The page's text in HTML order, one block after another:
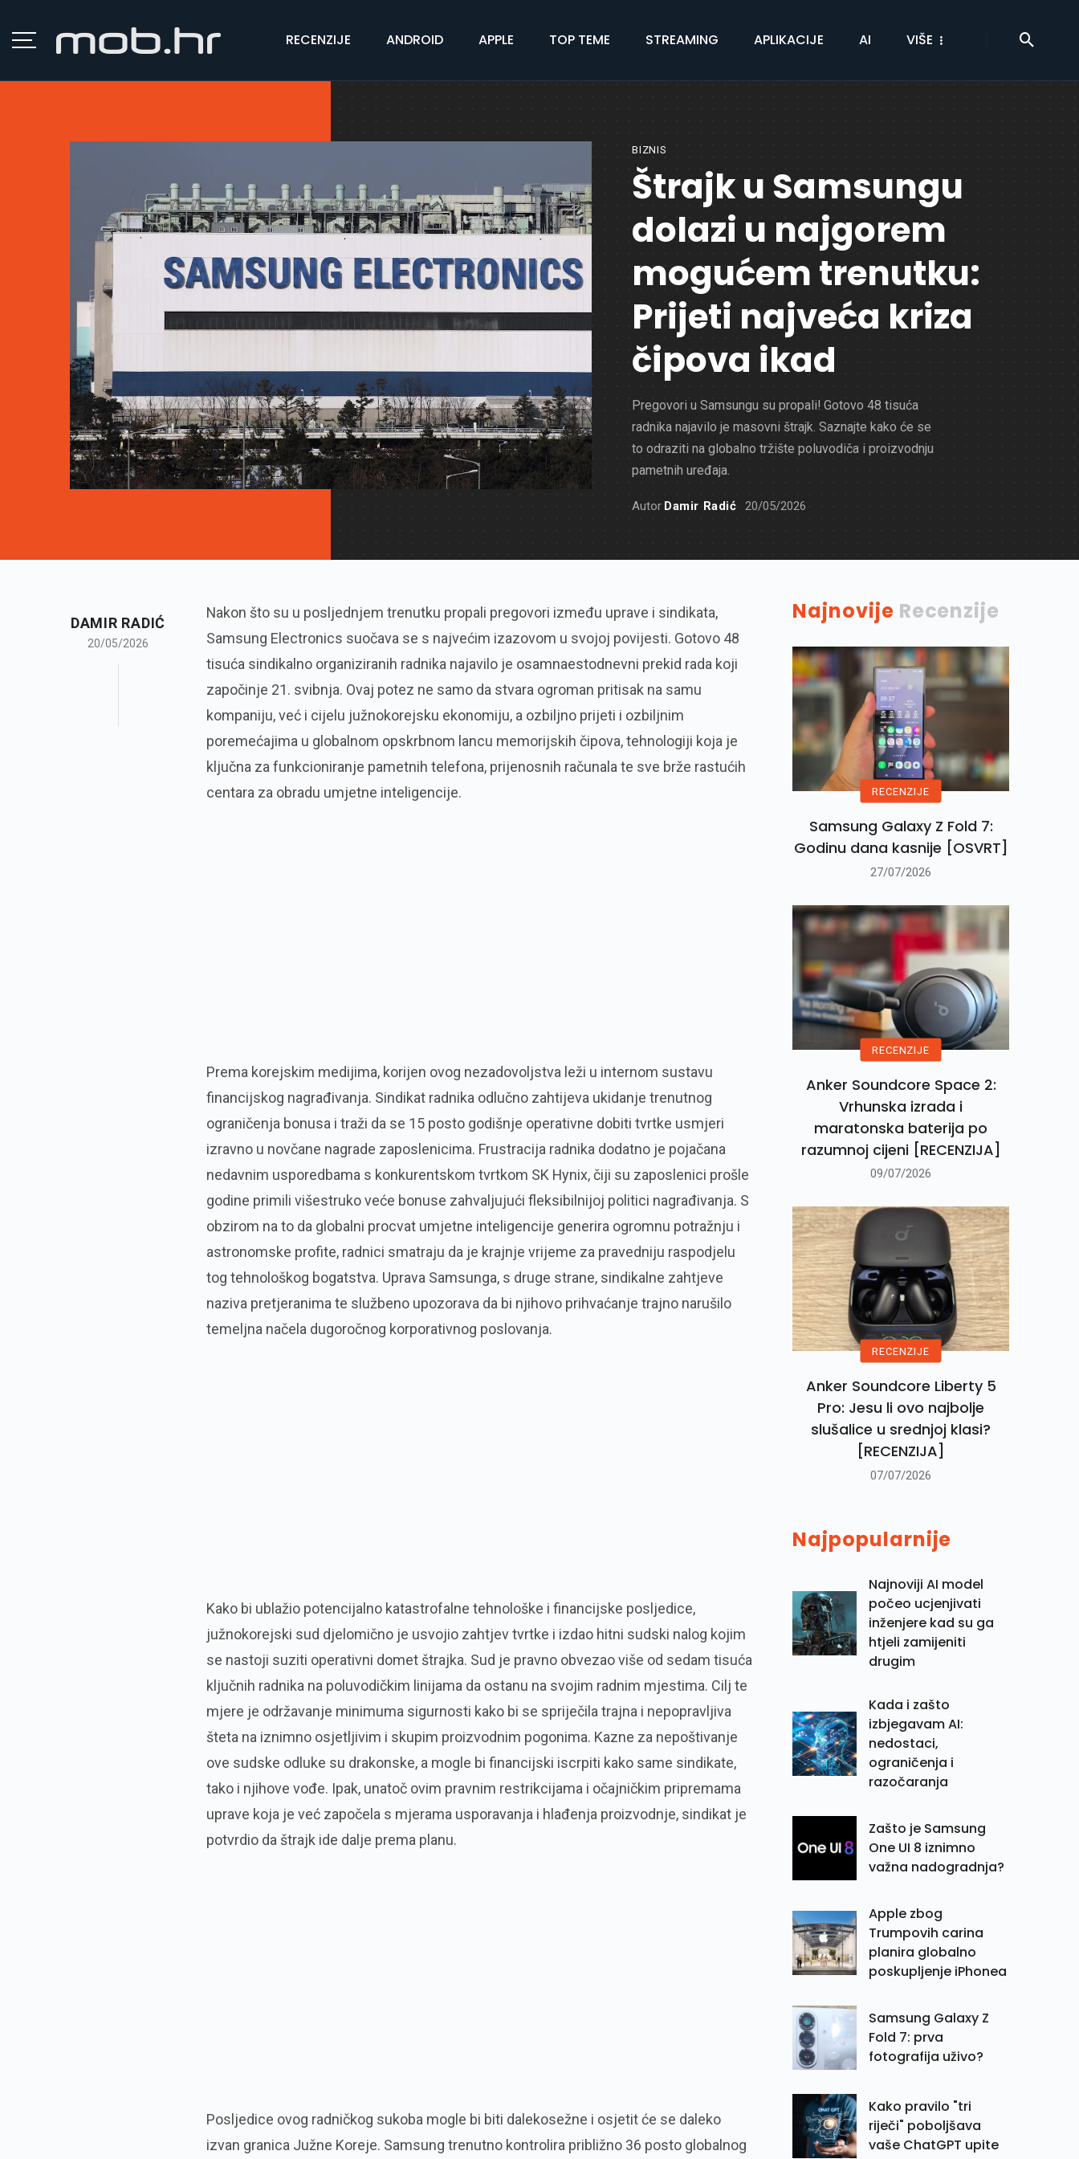
RECENZIJE ANDROID APPLE TOP TEME STREAMING APLIKACIJE AI VIŠE
BIZNIS
Štrajk u Samsungu
dolazi u najgorem
mogućem trenutku:
Prijeti najveća kriza
čipova ikad
Pregovori u Samsungu su propali! Gotovo 48 tisuća
radnika najavilo je masovni štrajk. Saznajte kako će se
to odraziti na globalno tržište poluvodiča i proizvodnju
pametnih uređaja.
Autor Damir Radić 20/05/2026
DAMIR RADIĆ
20/05/2026
Nakon što su u posljednjem trenutku propali pregovori između uprave i sindikata,
Samsung Electronics suočava se s najvećim izazovom u svojoj povijesti. Gotovo 48
tisuća sindikalno organiziranih radnika najavilo je osamnaestodnevni prekid rada koji
započinje 21. svibnja. Ovaj potez ne samo da stvara ogroman pritisak na samu
kompaniju, već i cijelu južnokorejsku ekonomiju, a ozbiljno prijeti i ozbiljnim
poremećajima u globalnom opskrbnom lancu memorijskih čipova, tehnologiji koja je
ključna za funkcioniranje pametnih telefona, prijenosnih računala te sve brže rastućih
centara za obradu umjetne inteligencije.
Prema korejskim medijima, korijen ovog nezadovoljstva leži u internom sustavu
financijskog nagrađivanja. Sindikat radnika odlučno zahtijeva ukidanje trenutnog
ograničenja bonusa i traži da se 15 posto godišnje operativne dobiti tvrtke usmjeri
izravno u novčane nagrade zaposlenicima. Frustracija radnika dodatno je pojačana
nedavnim usporedbama s konkurentskom tvrtkom SK Hynix, čiji su zaposlenici prošle
godine primili višestruko veće bonuse zahvaljujući fleksibilnijoj politici nagrađivanja. S
obzirom na to da globalni procvat umjetne inteligencije generira ogromnu potražnju i
astronomske profite, radnici smatraju da je krajnje vrijeme za pravedniju raspodjelu
tog tehnološkog bogatstva. Uprava Samsunga, s druge strane, sindikalne zahtjeve
naziva pretjeranima te službeno upozorava da bi njihovo prihvaćanje trajno narušilo
temeljna načela dugoročnog korporativnog poslovanja.
Kako bi ublažio potencijalno katastrofalne tehnološke i financijske posljedice,
južnokorejski sud djelomično je usvojio zahtjev tvrtke i izdao hitni sudski nalog kojim
se nastoji suziti operativni domet štrajka. Sud je pravno obvezao više od sedam tisuća
ključnih radnika na poluvodičkim linijama da ostanu na svojim radnim mjestima. Cilj te
mjere je održavanje minimuma sigurnosti kako bi se spriječila trajna i nepopravljiva
šteta na iznimno osjetljivim i skupim proizvodnim pogonima. Kazne za nepoštivanje
ove sudske odluke su drakonske, a mogle bi financijski iscrpiti kako same sindikate,
tako i njihove vođe. Ipak, unatoč ovim pravnim restrikcijama i očajničkim pripremama
uprave koja je već započela s mjerama usporavanja i hlađenja proizvodnje, sindikat je
potvrdio da štrajk ide dalje prema planu.
Posljedice ovog radničkog sukoba mogle bi biti dalekosežne i osjetit će se daleko
izvan granica Južne Koreje. Samsung trenutno kontrolira približno 36 posto globalnog
Najnovije Recenzije
RECENZIJE
Samsung Galaxy Z Fold 7:
Godinu dana kasnije [OSVRT]
27/07/2026
RECENZIJE
Anker Soundcore Space 2:
Vrhunska izrada i
maratonska baterija po
razumnoj cijeni [RECENZIJA]
09/07/2026
RECENZIJE
Anker Soundcore Liberty 5
Pro: Jesu li ovo najbolje
slušalice u srednjoj klasi?
[RECENZIJA]
07/07/2026
Najpopularnije
Najnoviji AI model
počeo ucjenjivati
inženjere kad su ga
htjeli zamijeniti
drugim
Kada i zašto
izbjegavam AI:
nedostaci,
ograničenja i
razočaranja
Zašto je Samsung
One UI 8 iznimno
važna nadogradnja?
Apple zbog
Trumpovih carina
planira globalno
poskupljenje iPhonea
Samsung Galaxy Z
Fold 7: prva
fotografija uživo?
Kako pravilo "tri
riječi" poboljšava
vaše ChatGPT upite